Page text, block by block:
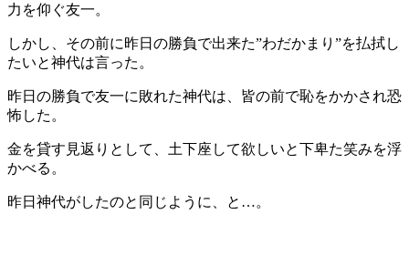
力を仰ぐ友一。
しかし、その前に昨日の勝負で出来た”わだかまり”を払拭し
たいと神代は言った。
昨日の勝負で友一に敗れた神代は、皆の前で恥をかかされ恐
怖した。
金を貸す見返りとして、土下座して欲しいと下卑た笑みを浮
かべる。
昨日神代がしたのと同じように、と…。